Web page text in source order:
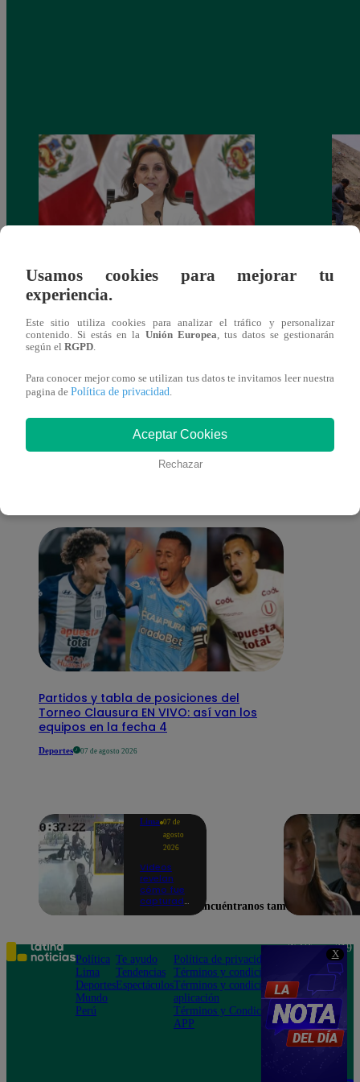
X
Congreso: proponen que el aumento del
salario presidencial se aplique desde 2026
También te puede
interesar
Partidos y tabla de posiciones del
Torneo Clausura EN VIVO: así van los
equipos en la fecha 4
Deportes 07 de agosto 2026
Lima 07 de
agosto
2026
Videos
revelan
cómo fue
capturado
cambista
en el
Mercado
Central
Usamos cookies para mejorar tu
experiencia.
Este sitio utiliza cookies para analizar el tráfico y personalizar
contenido. Si estás en la Unión Europea , tus datos se gestionarán
según el RGPD
Para conocer mejor como se utilizan tus datos te invitamos leer nuestra
pagina de Política de privacidad
Aceptar Cookies
Rechazar
Encuéntranos también en
Política
Lima
Deportes
Mundo
Perú
Te ayudo
Tendencias
Espectáculos
Política de privacidad
Términos y condiciones
Términos y condiciones
aplicación
Términos y Condiciones
APP
Teléfono: 219
Av. San
Felipe 968
Jesús María